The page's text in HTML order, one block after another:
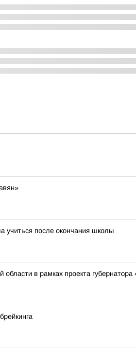
учиться после окончания школы
в рамках проекта